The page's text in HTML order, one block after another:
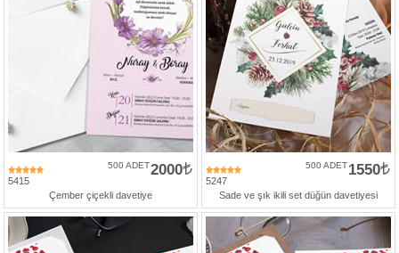
5415
2000
500 ADET
Çember çiçekli davetiye
5247
1550
500 ADET
Sade ve şık ikili set düğün davetiyesi